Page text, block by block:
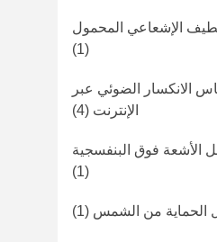
الإشعاعي المحمول
(1)
الانكسار الضوئي عبر
الإنترنت (4)
الأشعة فوق البنفسجية
(1)
الحماية من الشمس (1)